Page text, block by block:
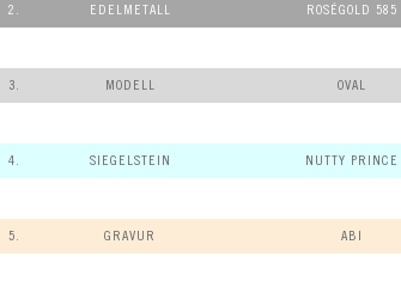
2. EDELMETALL ROSÉGOLD 585
3. MODELL OVAL
4. SIEGELSTEIN NUTTY PRINCE
5. GRAVUR ABI